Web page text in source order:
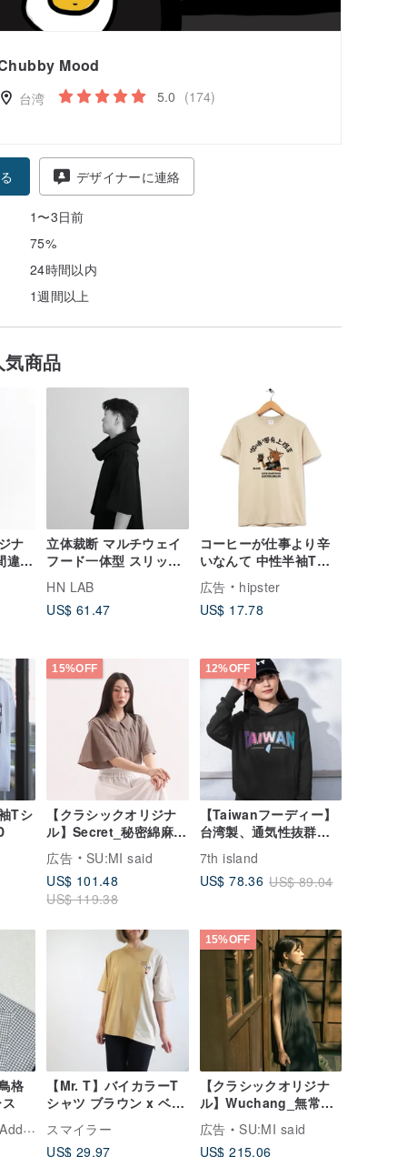
Mood
台湾 5.0 (174)
デザイナーに連絡
1〜3日前
75%
24時間以内
1週間以上
商品
ナ
違っ
ワ
立体裁断 マルチウェイ
フード一体型 スリット
HN LAB
US$ 61.47
コーヒーが仕事より辛
いなんて 中性半袖Tシ
ャツ カーキ色 Coffee
ギフト 職場向け 迅速発
送
広告
hipster
US$ 17.78
Tシ
15%OFF
【クラシックオリジナ
ル】Secret_秘密綿麻シ
ャツ_CLT005_リネング
レー
広告
SU:MI said
US$ 101.48
US$ 119.38
12%OFF
【Taiwanフーディー】
台湾製、通気性抜群、
裏起毛なし。2つのオリ
ジナルデザイン。海外
旅行や外出時に最初に
7th island
US$ 78.36 US$ 89.04
格
【Mr. T】バイカラーT
シャツ ブラウン x ベー
スマイラー
US$ 29.97
15%OFF
【クラシックオリジナ
ル】Wuchang_無常・
しわの長い洋装_鉄灰
__CLD026_
広告
SU:MI said
US$ 215.06